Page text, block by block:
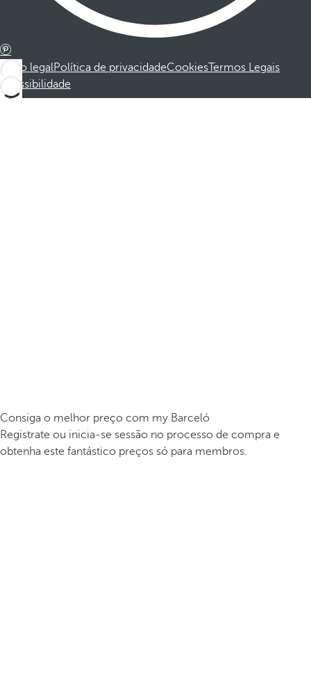
Aviso legalPolítica de privacidadeCookiesTermos Legais
Acessibilidade
Consiga o melhor preço com my Barceló
Registrate ou inicia-se sessão no processo de compra e
obtenha este fantástico preços só para membros.